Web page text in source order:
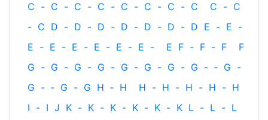
C - C - C - C - C - C - C - C C - C
- C D - D - D - D - D - D - D E - E -
E - E - E - E - E - E - E F - F - F
F
G - G - G - G - G - G - G - G - ‐ G -
G - ‐ G - G H ‐ H H - H - H - H - H
I - I J K - K - K - K - K - K L - L - L